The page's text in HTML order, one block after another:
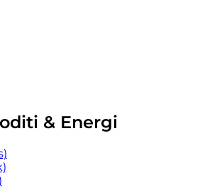
& Energi